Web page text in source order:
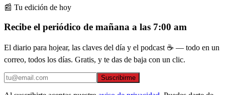
📰 Tu edición de hoy
Recibe el periódico de mañana a las 7:00 am
El diario para hojear, las claves del día y el podcast ☕ — todo en un
correo, todos los días. Gratis, y te das de baja con un clic.
Suscribirme